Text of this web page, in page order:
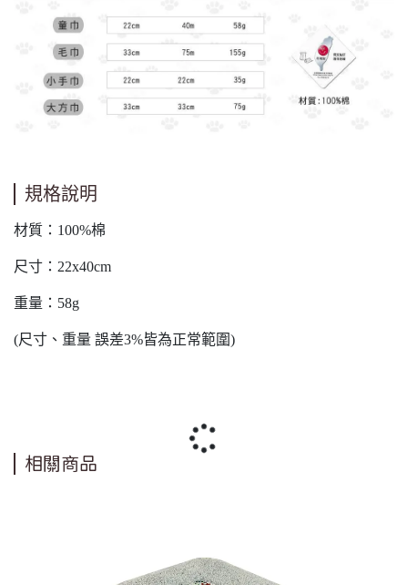
規格說明
材質：100%棉
尺寸：22x40cm
重量：58g
(尺寸、重量 誤差3%皆為正常範圍)
相關商品